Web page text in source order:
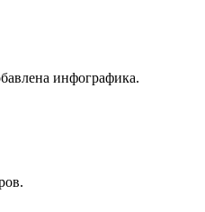
инфографика.